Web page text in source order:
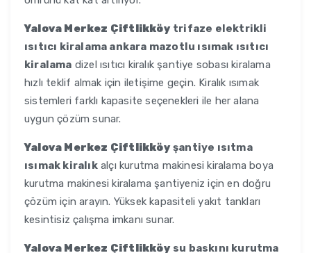
Yalova Merkez Çiftlikköytrifaze elektrikli
ısıtıcı kiralama ankara mazotlu ısımak ısıtıcı
kiralama dizel ısıtıcı kiralık şantiye sobası kiralama
hızlı teklif almak için iletişime geçin. Kiralık ısımak
sistemleri farklı kapasite seçenekleri ile her alana
uygun çözüm sunar.
Yalova Merkez Çiftlikköyşantiye ısıtma
ısımak kiralıkalçı kurutma makinesi kiralama boya
kurutma makinesi kiralama şantiyeniz için en doğru
çözüm için arayın. Yüksek kapasiteli yakıt tankları
kesintisiz çalışma imkanı sunar.
Yalova Merkez Çiftlikköysu baskını kurutma